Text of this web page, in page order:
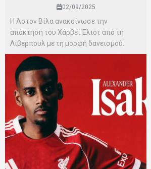
02/09/2025
Η Άστον Βίλα ανακοίνωσε την
απόκτηση του Χάρβεϊ Έλιοτ από τη
Λίβερπουλ με τη μορφή δανεισμού.